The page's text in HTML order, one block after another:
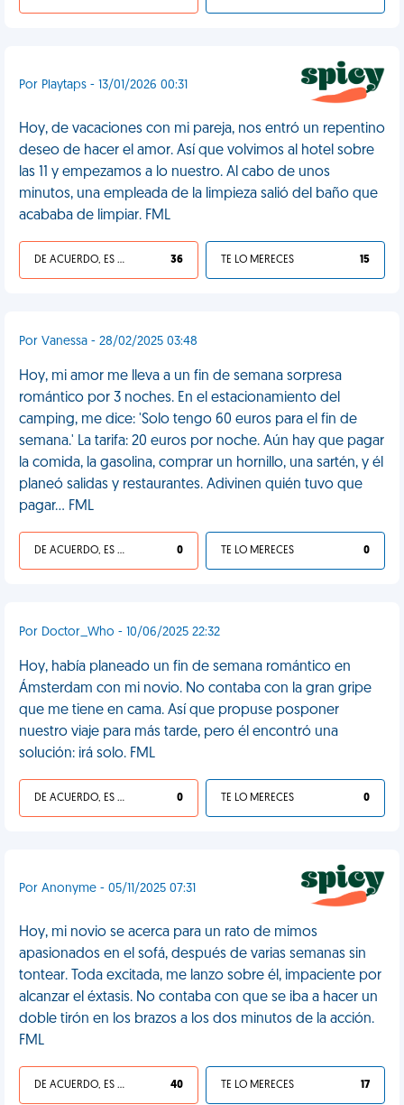
Por Playtaps - 13/01/2026 00:31
Hoy, de vacaciones con mi pareja, nos entró un repentino
deseo de hacer el amor. Así que volvimos al hotel sobre
las 11 y empezamos a lo nuestro. Al cabo de unos
minutos, una empleada de la limpieza salió del baño que
acababa de limpiar. FML
DE ACUERDO, ES UNA VIDA HP 36 TE LO MERECES 15
Por Vanessa - 28/02/2025 03:48
Hoy, mi amor me lleva a un fin de semana sorpresa
romántico por 3 noches. En el estacionamiento del
camping, me dice: 'Solo tengo 60 euros para el fin de
semana.' La tarifa: 20 euros por noche. Aún hay que pagar
la comida, la gasolina, comprar un hornillo, una sartén, y él
planeó salidas y restaurantes. Adivinen quién tuvo que
pagar… FML
DE ACUERDO, ES UNA VIDA HP 0 TE LO MERECES 0
Por Doctor_Who - 10/06/2025 22:32
Hoy, había planeado un fin de semana romántico en
Ámsterdam con mi novio. No contaba con la gran gripe
que me tiene en cama. Así que propuse posponer
nuestro viaje para más tarde, pero él encontró una
solución: irá solo. FML
DE ACUERDO, ES UNA VIDA HP 0 TE LO MERECES 0
Por Anonyme - 05/11/2025 07:31
Hoy, mi novio se acerca para un rato de mimos
apasionados en el sofá, después de varias semanas sin
tontear. Toda excitada, me lanzo sobre él, impaciente por
alcanzar el éxtasis. No contaba con que se iba a hacer un
doble tirón en los brazos a los dos minutos de la acción.
FML
DE ACUERDO, ES UNA VIDA HP 40 TE LO MERECES 17